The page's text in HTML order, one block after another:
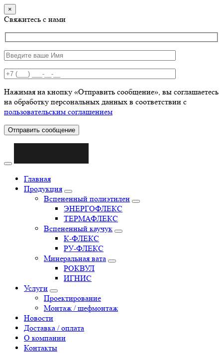
×
Свяжитесь с нами
Нажимая на кнопку «Отправить сообщение», вы соглашаетесь
на обработку персональных данных в соответствии с
пользовательским соглашением
Отправить сообщение
Главная
Продукция
Вспененный полиэтилен
ЭНЕРГОФЛЕКС
ТЕРМАФЛЕКС
Вспененный каучук
К-ФЛЕКС
РУ-ФЛЕКС
Минеральная вата
РОКВУЛ
ИГНИС
Услуги
Проектирование
Монтаж / шефмонтаж
Новости
Доставка / оплата
О компании
Контакты